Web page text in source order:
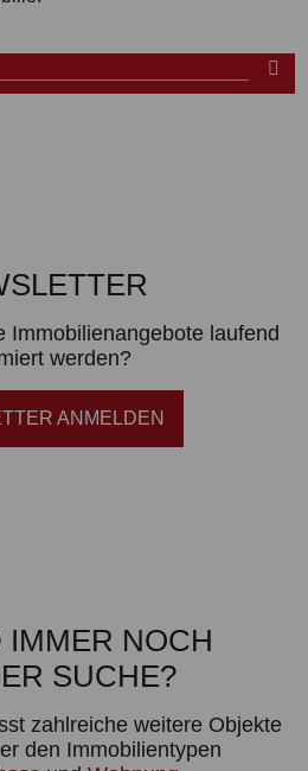
Immobilienangebote laufend
werden?
ANMELDEN
IMMER NOCH
SUCHE?
zahlreiche weitere Objekte
den Immobilientypen